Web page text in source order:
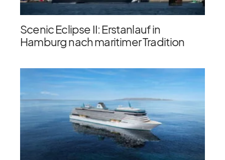
Scenic Eclipse II: Erstanlauf in
Hamburg nach maritimer Tradition